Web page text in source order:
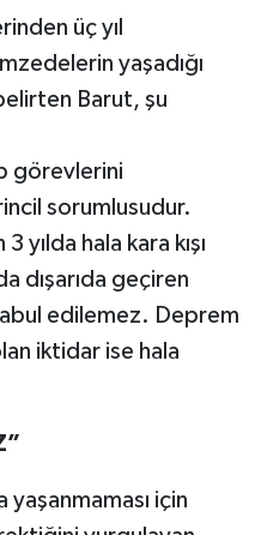
üç yıl
yaşadığı
Barut, şu
görevlerini
sorumlusudur.
yılda hala kara kışı
dışarıda geçiren
edilemez. Deprem
iktidar ise hala
yaşanmaması için